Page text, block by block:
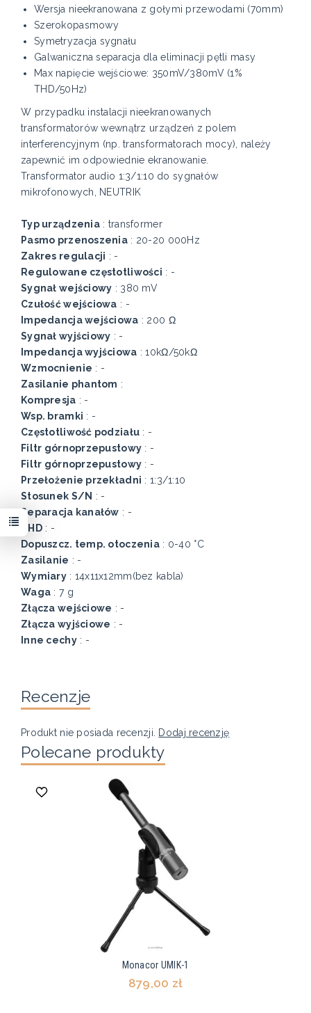
Wersja nieekranowana z gołymi przewodami (70mm)
Szerokopasmowy
Symetryzacja sygnału
Galwaniczna separacja dla eliminacji pętli masy
Max napięcie wejściowe: 350mV/380mV (1%
THD/50Hz)
W przypadku instalacji nieekranowanych
transformatorów wewnątrz urządzeń z polem
interferencyjnym (np. transformatorach mocy), należy
zapewnić im odpowiednie ekranowanie.
Transformator audio 1:3/1:10 do sygnałów
mikrofonowych, NEUTRIK
Typ urządzenia: transformer
Pasmo przenoszenia : 20-20 000Hz
Zakres regulacji : -
Regulowane częstotliwości : -
Sygnał wejściowy : 380 mV
Czułość wejściowa : -
Impedancja wejściowa : 200 Ω
Sygnał wyjściowy : -
Impedancja wyjściowa : 10kΩ/50kΩ
Wzmocnienie : -
Zasilanie phantom :
Kompresja : -
Wsp. bramki : -
Częstotliwość podziału : -
Filtr górnoprzepustowy : -
Filtr górnoprzepustowy : -
Przełożenie przekładni : 1:3/1:10
Stosunek S/N : -
Separacja kanałów : -
THD: -
Dopuszcz. temp. otoczenia : 0-40 °C
Zasilanie : -
Wymiary: 14x11x12mm(bez kabla)
Waga : 7 g
Złącza wejściowe : -
Złącza wyjściowe : -
Inne cechy: -
Recenzje
Produkt nie posiada recenzji. Dodaj recenzję
Polecane produkty
Monacor UMIK-1
879,00 zł